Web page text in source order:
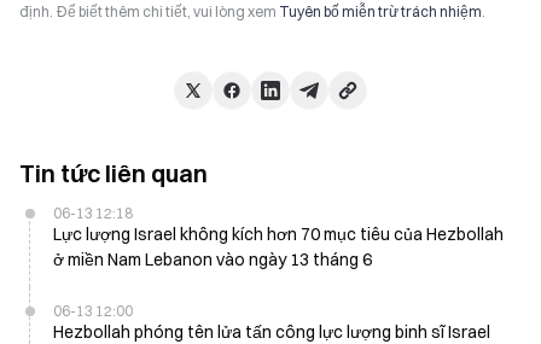
định. Để biết thêm chi tiết, vui lòng xem Tuyên bố miễn trừ trách nhiệm.
Tin tức liên quan
06-13 12:18
Lực lượng Israel không kích hơn 70 mục tiêu của Hezbollah
ở miền Nam Lebanon vào ngày 13 tháng 6
06-13 12:00
Hezbollah phóng tên lửa tấn công lực lượng binh sĩ Israel